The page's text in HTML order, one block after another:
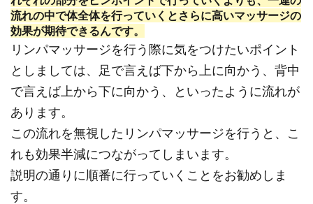
流れの中で体全体を行っていく とさらに高いマッサージの
効果が期待できるんです。
リンパマッサージを行う際に気をつけたいポイント
としましては、足で言えば下から上に向かう、背中
で言えば上から下に向かう、といったように流れが
あります。
この流れを無視したリンパマッサージを行うと、こ
れも効果半減につながってしまいます。
説明の通りに順番に行っていくことをお勧めしま
す。